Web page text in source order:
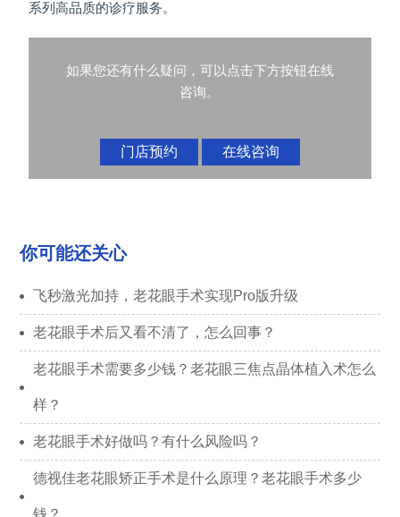
系列高品质的诊疗服务。
如果您还有什么疑问，可以点击下方按钮在线
咨询。
门店预约 在线咨询
你可能还关心
飞秒激光加持，老花眼手术实现Pro版升级
老花眼手术后又看不清了，怎么回事？
老花眼手术需要多少钱？老花眼三焦点晶体植入术怎么
样？
老花眼手术好做吗？有什么风险吗？
德视佳老花眼矫正手术是什么原理？老花眼手术多少
钱？